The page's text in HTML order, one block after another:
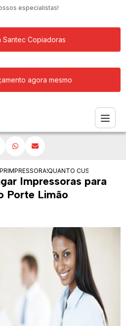
especialistas!
Santec Copiadoras
agora mesmo
IMPRESSORAS PARA EMPRESA DE
QUANTO CUSTA ALUGAR
Impressoras para
Porte Limão